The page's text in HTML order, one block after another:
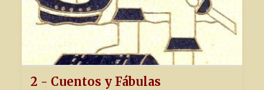
2 - Cuentos y Fábulas